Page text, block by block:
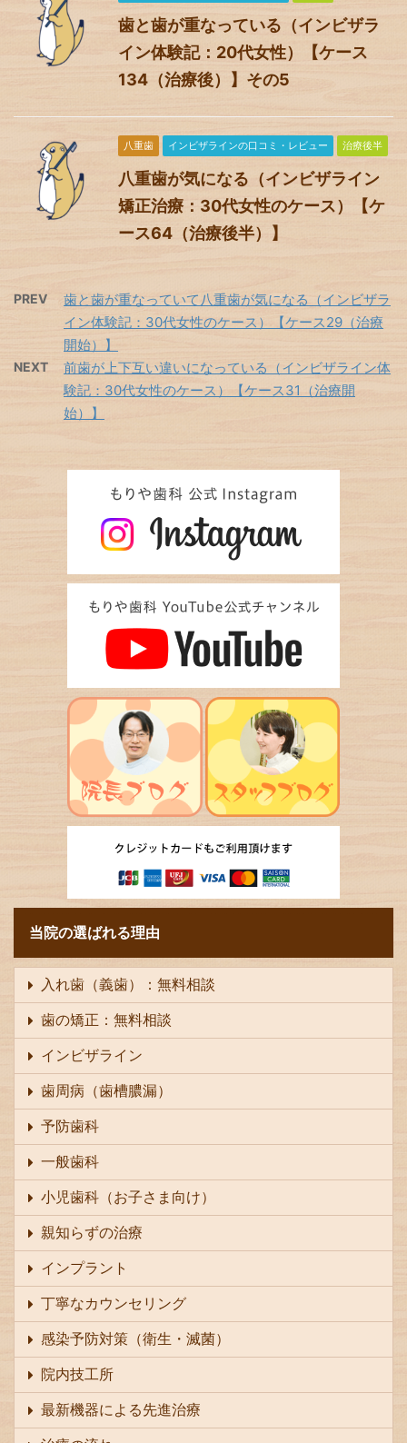
歯と歯が重なっている（インビザラ
イン体験記：20代女性）【ケース
134（治療後）】その5
八重歯 インビザラインの口コミ・レビュー 治療後半
八重歯が気になる（インビザライン
矯正治療：30代女性のケース）【ケ
ース64（治療後半）】
PREV
歯と歯が重なっていて八重歯が気になる（インビザラ
イン体験記：30代女性のケース）【ケース29（治療
開始）】
NEXT
前歯が上下互い違いになっている（インビザライン体
験記：30代女性のケース）【ケース31（治療開
始）】
当院の選ばれる理由
入れ歯（義歯）：無料相談
歯の矯正：無料相談
インビザライン
歯周病（歯槽膿漏）
予防歯科
一般歯科
小児歯科（お子さま向け）
親知らずの治療
インプラント
丁寧なカウンセリング
感染予防対策（衛生・滅菌）
院内技工所
最新機器による先進治療